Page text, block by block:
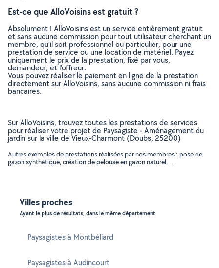
Est-ce que AlloVoisins est gratuit ?
Absolument ! AlloVoisins est un service entièrement gratuit
et sans aucune commission pour tout utilisateur cherchant un
membre, qu’il soit professionnel ou particulier, pour une
prestation de service ou une location de matériel. Payez
uniquement le prix de la prestation, fixé par vous,
demandeur, et l’offreur.
Vous pouvez réaliser le paiement en ligne de la prestation
directement sur AlloVoisins, sans aucune commission ni frais
bancaires.
Sur AlloVoisins, trouvez toutes les prestations de services
pour réaliser votre projet de Paysagiste - Aménagement du
jardin sur la ville de Vieux-Charmont (Doubs, 25200)
Autres exemples de prestations réalisées par nos membres : pose de
gazon synthétique, création de pelouse en gazon naturel, ..
Villes proches
Ayant le plus de résultats, dans le même département
Paysagistes à Montbéliard
Paysagistes à Audincourt